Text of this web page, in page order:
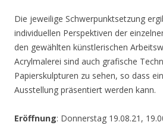
Die jeweilige Schwerpunktsetzung
individuellen Perspektiven der
den gewählten künstlerischen
Acrylmalerei sind auch grafische
Papierskulpturen zu sehen, so dass
Ausstellung präsentiert werden kann.
Eröffnung: Donnerstag 19.08.21,